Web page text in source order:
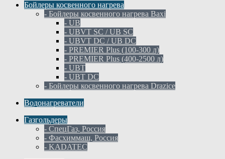
Бойлеры косвенного нагрева
- Бойлеры косвенного нагрева Baxi
- UB
- UBVT SC / UB SC
- UBVT DC / UB DC
- PREMIER Plus (100-300 л)
- PREMIER Plus (400-2500 л)
- UBT
- UBT DC
- Бойлеры косвенного нагрева Drazice
Водонагреватели
Газгольдеры
- СпецГаз, Россия
- Фасхиммаш, Россия
- KADATEC